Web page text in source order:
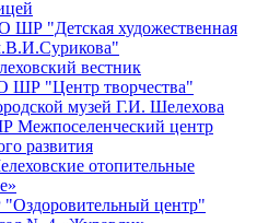
"Детская художественная
вестник
"Центр творчества"
музей Г.И. Шелехова
центр
развития
отопительные
центр"